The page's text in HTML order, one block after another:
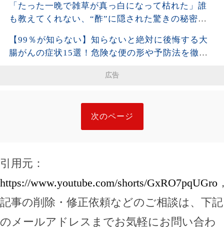
「たった一晩で雑草が真っ白になって枯れた」誰
も教えてくれない、“酢”に隠された驚きの秘密と
【99％が知らない】知らないと絶対に後悔する大
腸がんの症状15選！危険な便の形や予防法を徹底
広告
次のページ
引用元：
https://www.youtube.com/shorts/GxRO7pqUGro
記事の削除・修正依頼などのご相談は、下記
のメールアドレスまでお気軽にお問い合わ